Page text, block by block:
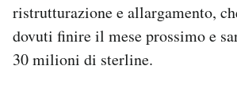
ristrutturazione e allargamento,
dovuti finire il mese prossimo e
30 milioni di sterline.